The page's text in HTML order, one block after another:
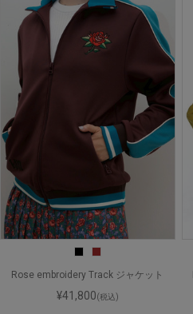
Rose embroidery Track ジャケット
¥41,800(税込)